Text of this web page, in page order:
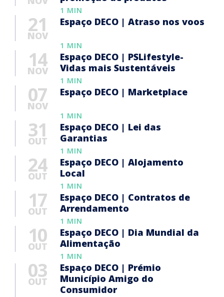
1 MIN
21
NOV
Espaço DECO | Atraso nos voos
1 MIN
14
NOV
Espaço DECO | PSLifestyle-
Vidas mais Sustentáveis
1 MIN
07
NOV
Espaço DECO | Marketplace
1 MIN
31
OUT
Espaço DECO | Lei das
Garantias
1 MIN
24
OUT
Espaço DECO | Alojamento
Local
1 MIN
17
OUT
Espaço DECO | Contratos de
Arrendamento
1 MIN
10
OUT
Espaço DECO | Dia Mundial da
Alimentação
1 MIN
03
OUT
Espaço DECO | Prémio
Município Amigo do
Consumidor